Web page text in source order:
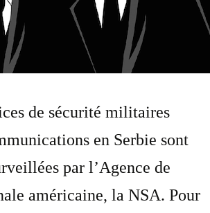
de sécurité militaires
en Serbie sont
par l’Agence de
américaine, la NSA. Pour